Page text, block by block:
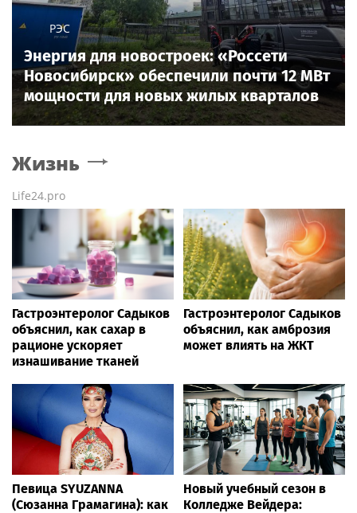
РЭС
Энергия для новостроек: «Россети
Новосибирск» обеспечили почти 12 МВт
мощности для новых жилых кварталов
Жизнь
Life24.pro
Гастроэнтеролог Садыков
объяснил, как сахар в
рационе ускоряет
изнашивание тканей
Гастроэнтеролог Садыков
объяснил, как амброзия
может влиять на ЖКТ
Певица SYUZANNA
(Сюзанна Грамагина): как
Новый учебный сезон в
Колледже Вейдера: